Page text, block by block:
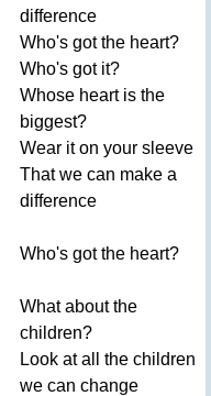
difference
Who's got the heart?
Who's got it?
Whose heart is the
biggest?
Wear it on your sleeve
That we can make a
difference
Who's got the heart?
What about the
children?
Look at all the children
we can change